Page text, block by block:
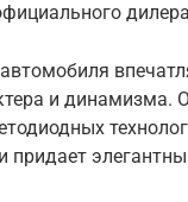
дилера
и динамизма.
придает